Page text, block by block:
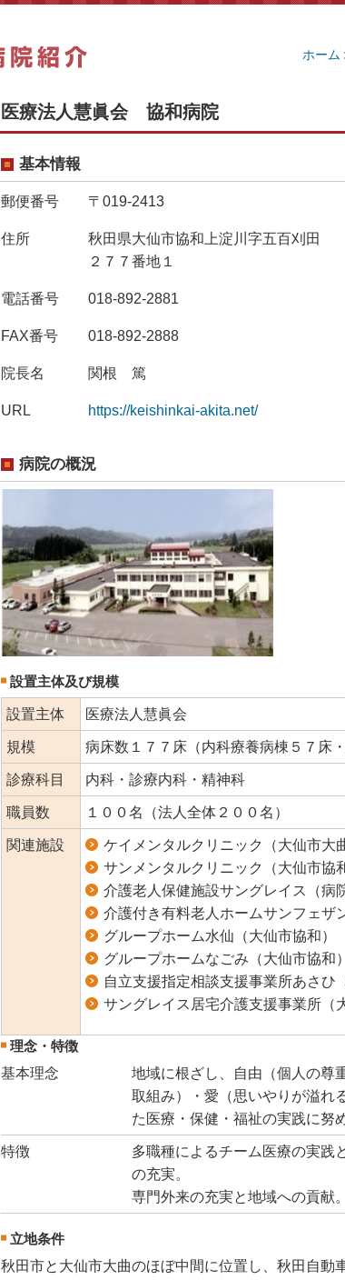
ホーム
医療法人慧眞会 協和病院
基本情報
郵便番号 〒019-2413
住所
秋田県大仙市協和上淀川字五百刈田
２７７番地１
電話番号 018-892-2881
FAX番号 018-892-2888
院長名 関根 篤
URL https://keishinkai-akita.net/
病院の概況
設置主体及び規模
設置主体 医療法人慧眞会
規模 病床数１７７床（内科療養病棟５７床
診療科目 内科・診療内科・精神科
職員数 １００名（法人全体２００名）
関連施設
ケイメンタルクリニック（大仙市大
サンメンタルクリニック（大仙市協
介護老人保健施設サングレイス（病
介護付き有料老人ホームサンフェザ
グループホーム水仙（大仙市協和）
グループホームなごみ（大仙市協和）
自立支援指定相談支援事業所あさひ
サングレイス居宅介護支援事業所（
理念・特徴
基本理念
地域に根ざし、自由（個人の尊
取組み）・愛（思いやりが溢れ
た医療・保健・福祉の実践に努
特徴
多職種によるチーム医療の実践
の充実。
専門外来の充実と地域への貢献。
立地条件
秋田市と大仙市大曲のほぼ中間に位置し、秋田自動